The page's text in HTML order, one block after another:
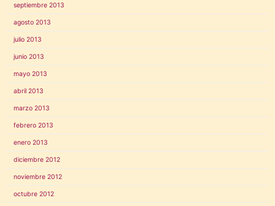
septiembre 2013
agosto 2013
julio 2013
junio 2013
mayo 2013
abril 2013
marzo 2013
febrero 2013
enero 2013
diciembre 2012
noviembre 2012
octubre 2012